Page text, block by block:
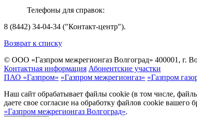
Телефоны для справок:
8 (8442) 34-04-34 ("Контакт-центр").
Возврат к списку
© ООО «Газпром межрегионгаз Волгоград» 400001, г.
Контактная информация Абонентские участки
ПАО «Газпром» «Газпром межрегионгаз» «Газпром
Наш сайт обрабатывает файлы cookie (в том числе,
даете свое согласие на обработку файлов cookie вашего
«Газпром межрегионгаз Волгоград».